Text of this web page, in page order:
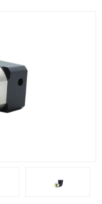
精晟邦微型齿轮减速电机
晟邦电机
东元电机